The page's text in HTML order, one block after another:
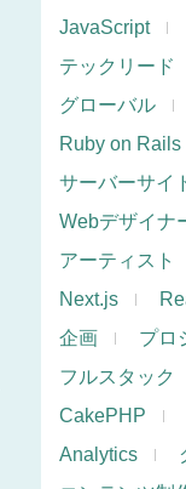
JavaScript
テックリード
グローバル
Ruby on Rails
サーバーサイ
Webデザイナ
アーティスト
Next.js
企画
プロ
フルスタック
CakePHP
Analytics